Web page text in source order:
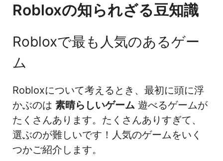
Robloxの知られざる豆知識
Robloxで最も人気のあるゲー
ム
Robloxについて考えるとき、最初に頭に浮
かぶのは 素晴らしいゲーム 遊べるゲームが
たくさんあります。たくさんありすぎて、
選ぶのが難しいです！人気のゲームをいく
つかご紹介します。